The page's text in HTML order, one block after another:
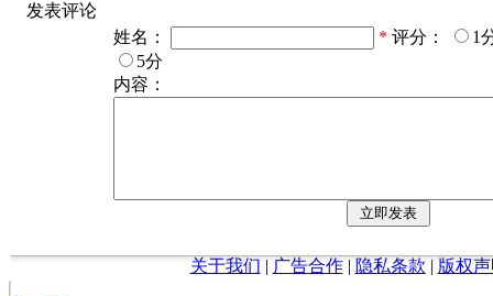
发表评论
姓名：
* 评分：
1
5分
内容：
关于我们 | 广告合作| 隐私条款 | 版权